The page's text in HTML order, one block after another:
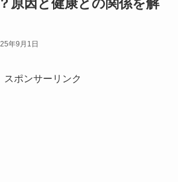
原因と健康との関係を解
年9月1日
スポンサーリンク